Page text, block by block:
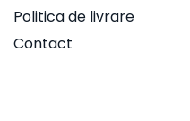
Protecția circuitelor, protecții
Contactoare
Politica de livrare
Contact